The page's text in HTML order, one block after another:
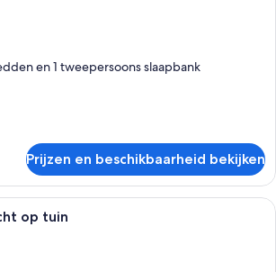
en 1 tweepersoons slaapbank
Prijzen en beschikbaarheid bekijken
Een moderne hotelkamer met een
op tuin